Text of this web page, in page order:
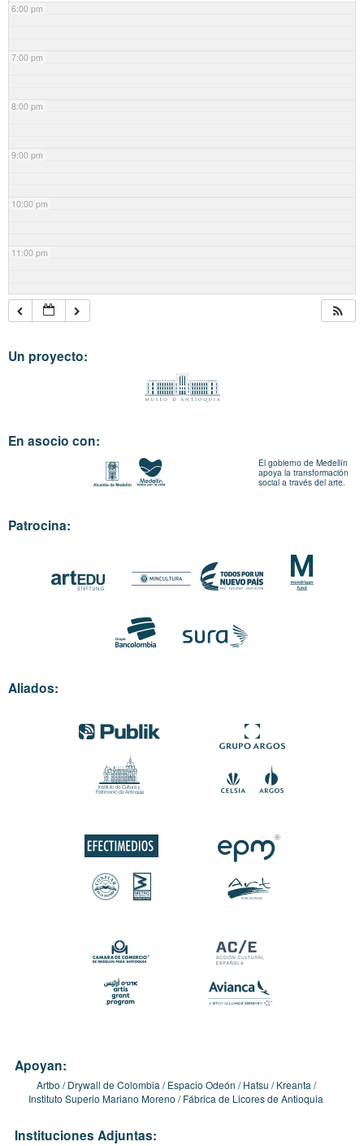
6:00 pm
7:00 pm
8:00 pm
9:00 pm
10:00 pm
11:00 pm
Un proyecto:
En asocio con:
El gobierno de Medellín
apoya la transformación
social a través del arte.
Patrocina:
Aliados:
Apoyan:
Artbo Drywall de Colombia Espacio Odeón Hatsu
Kreanta
Instituto Superio Mariano Moreno
Fábrica de Licores de Antioquia
Instituciones Adjuntas: